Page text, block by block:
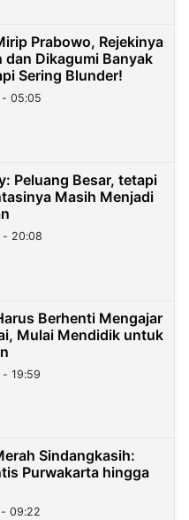
Prabowo, Rejekinya
dan Dikagumi Banyak
Sering Blunder!
05:05
Peluang Besar, tetapi
Masih Menjadi
- 20:08
Berhenti Mengajar
Mulai Mendidik untuk
19:59
Sindangkasih:
Purwakarta hingga
09:22